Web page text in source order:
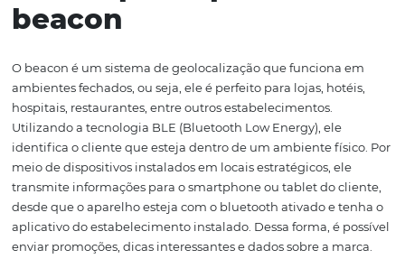
artigo e saiba o quanto tudo isso pode ser interessante
A tecnologia a
sua empresa por
beacon
O beacon é um sistema de geolocalização que
ambientes fechados, ou seja, ele é perfeito para lojas,